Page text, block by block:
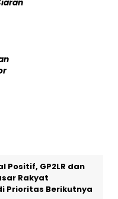
Positif, GP2LR dan
Rakyat
Prioritas Berikutnya